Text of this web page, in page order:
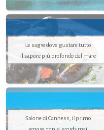
Le sagre dove gustare tutto
il sapore più profondo del mare
Salone di Canness, il primo